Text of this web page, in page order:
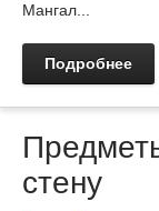
Мангал...
Подробнее
стену